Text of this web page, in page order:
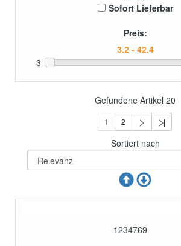
Sofort Lieferbar
Preis:
3
Gefundene Artikel 20
1 2
Sortiert nach
1234769